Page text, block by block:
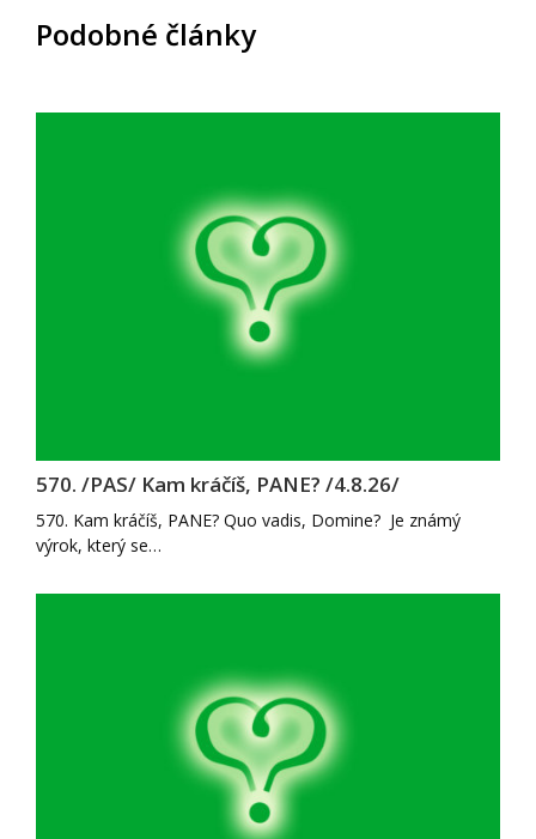
Podobné články
570. /PAS/ Kam kráčíš, PANE? /4.8.26/
570. Kam kráčíš, PANE? Quo vadis, Domine? Je známý
výrok, který se…